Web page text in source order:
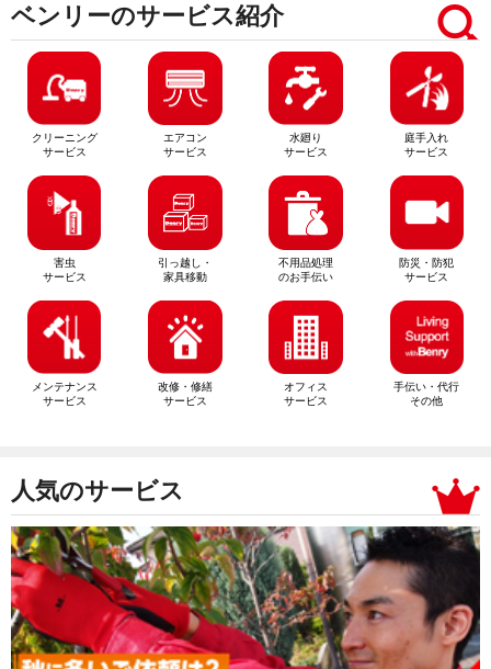
ベンリーのサービス紹介
クリーニング
サービス
エアコン
サービス
水廻り
サービス
庭手入れ
サービス
害虫
サービス
引っ越し・
家具移動
不用品処理
のお手伝い
防災・防犯
サービス
メンテナンス
サービス
改修・修繕
サービス
オフィス
サービス
手伝い・代行
その他
人気のサービス